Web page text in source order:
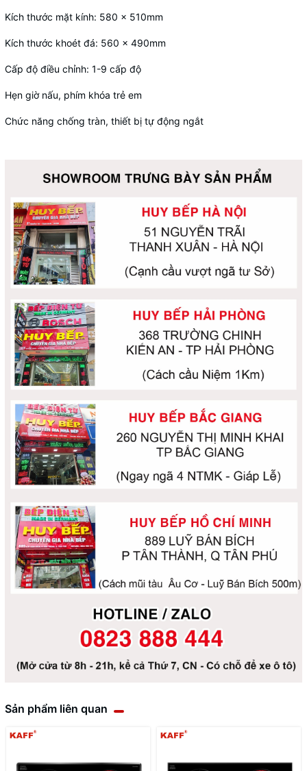
Kích thước mặt kính: 580 x 510mm
Kích thước khoét đá: 560 x 490mm
Cấp độ điều chỉnh: 1-9 cấp độ
Hẹn giờ nấu, phím khóa trẻ em
Chức năng chống tràn, thiết bị tự động ngắt
Sản phẩm liên quan